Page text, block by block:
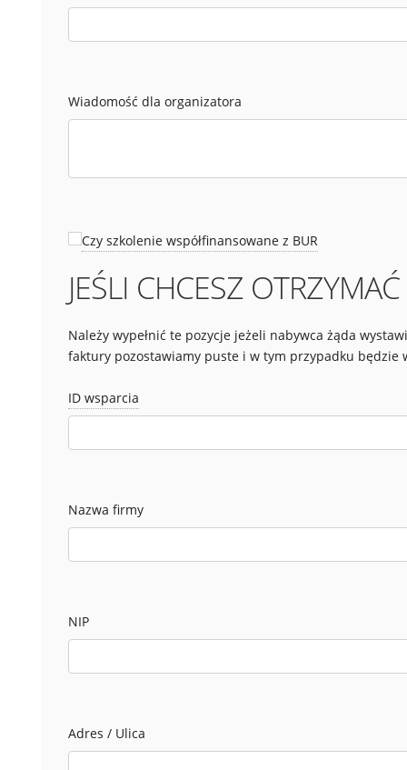
Wiadomość dla organizatora
Czy szkolenie współfinansowane z BUR
JEŚLI CHCESZ
Należy wypełnić te pozycje jeżeli nabywca żąda
faktury pozostawiamy puste i w tym przypadku będzie
ID wsparcia
Nazwa firmy
NIP
Adres / Ulica